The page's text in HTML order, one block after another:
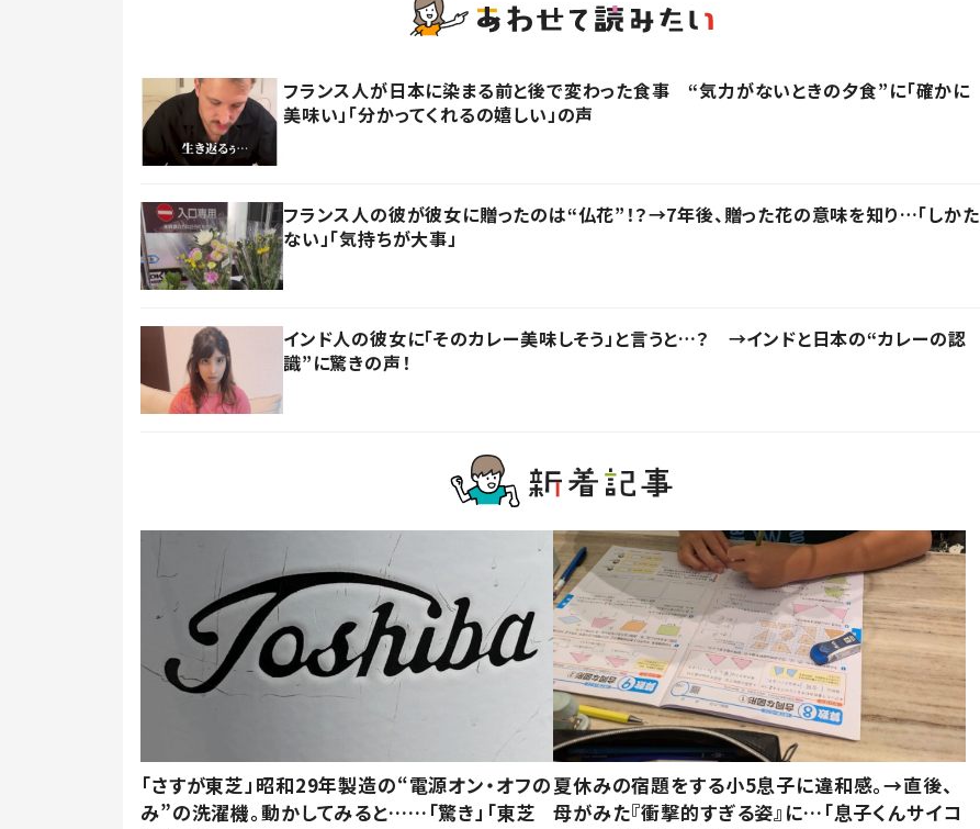
フランス人が日本に染まる前と後で変わった食事 “気力がないときの夕食”に「確かに
美味い」「分かってくれるの嬉しい」の声
フランス人の彼が彼女に贈ったのは“仏花”！？→7年後、贈った花の意味を知り…「しかた
ない」「気持ちが大事」
インド人の彼女に「そのカレー美味しそう」と言うと…？ →インドと日本の“カレーの認
識”に驚きの声！
「さすが東芝」昭和29年製造の“電源オン・オフの
み”の洗濯機。動かしてみると……「驚き」「東芝
夏休みの宿題をする小5息子に違和感。→直後、
母がみた『衝撃的すぎる姿』に…「息子くんサイコ